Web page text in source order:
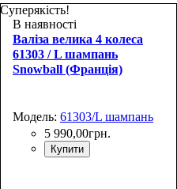
55х38x20
Суперякість!
В наявності
Валіза велика 4 колеса
61303 / L шампань
Snowball (Франція)
Модель: 61303/L шампань
5 990,00грн.
Купити